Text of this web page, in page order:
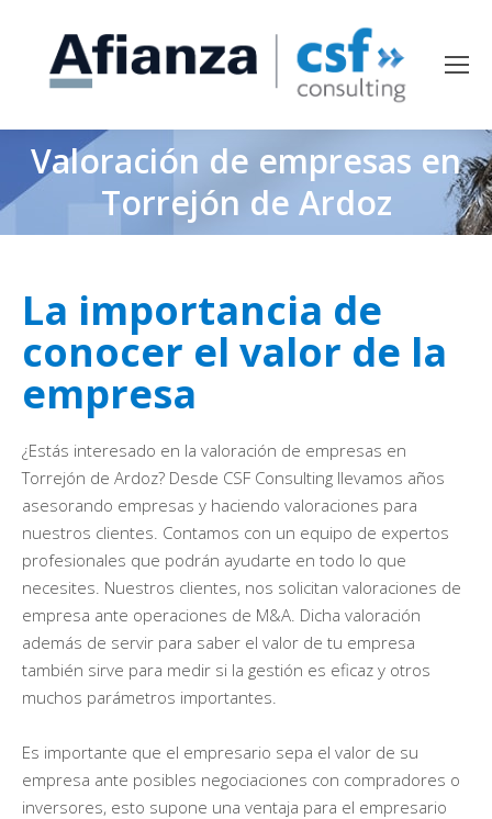
Valoración de empresas en
Torrejón de Ardoz
La importancia de
conocer el valor de la
empresa
¿Estás interesado en la valoración de empresas en
Torrejón de Ardoz? Desde CSF Consulting llevamos años
asesorando empresas y haciendo valoraciones para
nuestros clientes. Contamos con un equipo de expertos
profesionales que podrán ayudarte en todo lo que
necesites. Nuestros clientes, nos solicitan valoraciones de
empresa ante operaciones de M&A. Dicha valoración
además de servir para saber el valor de tu empresa
también sirve para medir si la gestión es eficaz y otros
muchos parámetros importantes.
Es importante que el empresario sepa el valor de su
empresa ante posibles negociaciones con compradores o
inversores, esto supone una ventaja para el empresario